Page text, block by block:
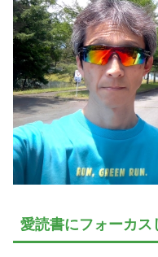
愛読書にフォーカス